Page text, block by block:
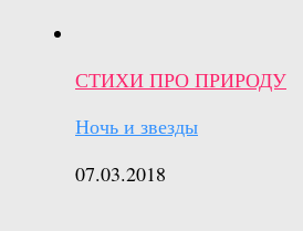
СТИХИ ПРО ПРИРОДУ
Ночь и звезды
07.03.2018